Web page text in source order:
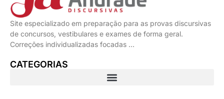
Site especializado em preparação para as provas discursivas
de concursos, vestibulares e exames de forma geral.
Correções individualizadas focadas …
CATEGORIAS